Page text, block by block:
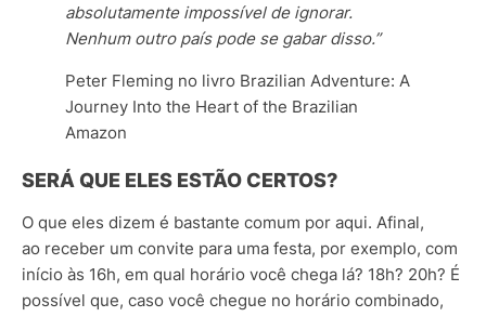
absolutamente impossível de ignorar.
Nenhum outro país pode se gabar disso.”
Peter Fleming no livro Brazilian Adventure: A
Journey Into the Heart of the Brazilian
Amazon
SERÁ QUE ELES ESTÃO CERTOS?
O que eles dizem é bastante comum por aqui. Afinal,
ao receber um convite para uma festa, por exemplo, com
início às 16h, em qual horário você chega lá? 18h? 20h? É
possível que, caso você chegue no horário combinado,